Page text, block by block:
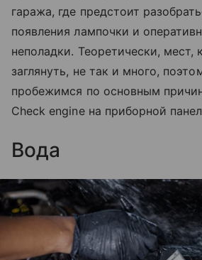
гаража, где предстоит
появления лампочки и
неполадки. Теоретически, мест,
заглянуть, не так и много,
пробежимся по основным
Check engine на приборной
Вода